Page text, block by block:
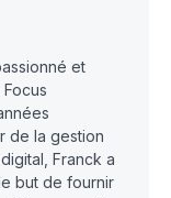
et
de la gestion
Franck a
but de fournir